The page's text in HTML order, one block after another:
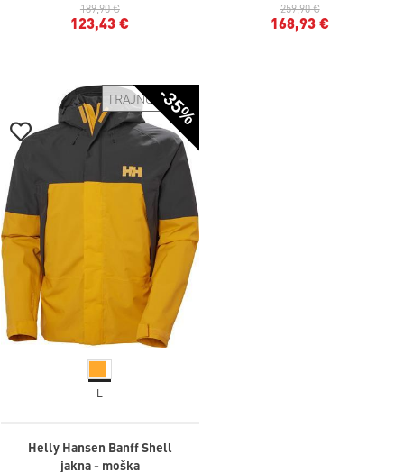
189,90 €
123,43 €
259,90 €
168,93 €
-35%
TRAJNOSTNO
L
Helly Hansen Banff Shell
jakna - moška